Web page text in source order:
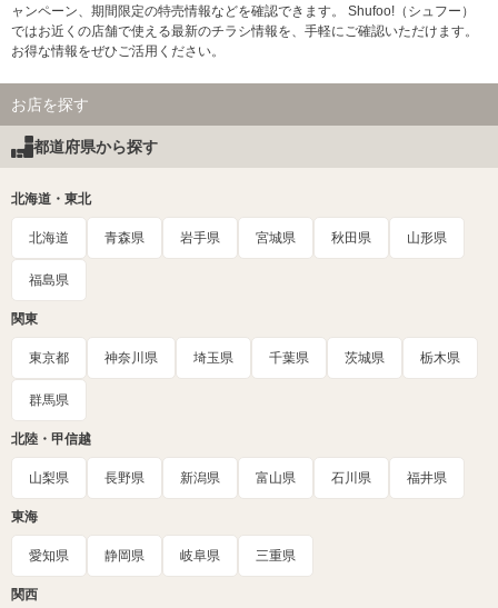
ャンペーン、期間限定の特売情報などを確認できます。 Shufoo!（シュフー）
ではお近くの店舗で使える最新のチラシ情報を、手軽にご確認いただけます。
お得な情報をぜひご活用ください。
お店を探す
都道府県から探す
北海道・東北
北海道 青森県 岩手県 宮城県 秋田県 山形県
福島県
関東
東京都 神奈川県 埼玉県 千葉県 茨城県 栃木県
群馬県
北陸・甲信越
山梨県 長野県 新潟県 富山県 石川県 福井県
東海
愛知県 静岡県 岐阜県 三重県
関西